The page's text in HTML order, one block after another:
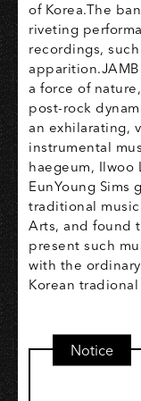
of Korea.The
riveting
recordings, such
a force of
post-rock
an exhilarating,
instrumental
haegeum, Ilwoo
EunYoung Sims
traditional music
Arts, and found
present such
with the
Korean tradional
Notice